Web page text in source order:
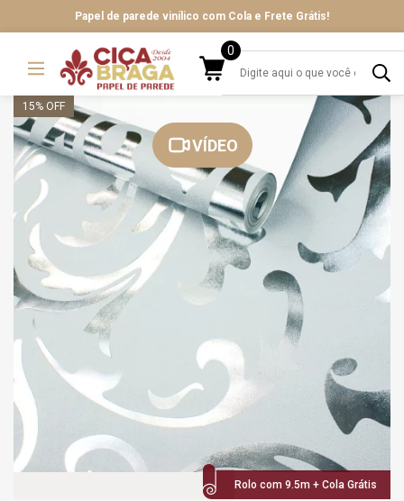
Papel de parede vinílico com Cola e Frete Grátis!
0
VÍDEO
Rolo com 9.5m + Cola Grátis
15% OFF